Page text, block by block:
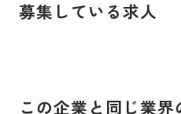
募集している求人
この企業と同じ業界